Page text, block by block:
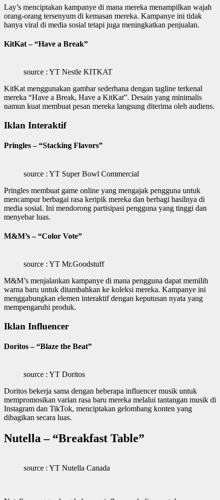
Lay’s menciptakan kampanye di mana mereka menampilkan wajah
orang-orang tersenyum di kemasan mereka. Kampanye ini tidak
hanya viral di media sosial tetapi juga meningkatkan penjualan.
KitKat – “Have a Break”
source : YT Nestle KITKAT
KitKat menggunakan gambar sederhana dengan tagline terkenal
mereka “Have a Break, Have a KitKat”. Desain yang minimalis
namun kuat membuat pesan mereka langsung diterima oleh audiens.
Iklan Interaktif
Pringles – “Stacking Flavors”
source : YT Super Bowl Commercial
Pringles membuat game online yang mengajak pengguna untuk
mencampur berbagai rasa keripik mereka dan berbagi hasilnya di
media sosial. Ini mendorong partisipasi pengguna yang tinggi dan
menyebar luas.
M&M’s – “Color Vote”
source : YT Mr.Goodstuff
M&M’s menjalankan kampanye di mana pengguna dapat memilih
warna baru untuk ditambahkan ke koleksi mereka. Kampanye ini
menggabungkan elemen interaktif dengan keputusan nyata yang
mempengaruhi produk.
Iklan Influencer
Doritos – “Blaze the Beat”
source : YT Doritos
Doritos bekerja sama dengan beberapa influencer musik untuk
mempromosikan varian rasa baru mereka melalui tantangan musik di
Instagram dan TikTok, menciptakan gelombang konten yang
dibagikan secara luas.
Nutella – “Breakfast Table”
source : YT Nutella Canada